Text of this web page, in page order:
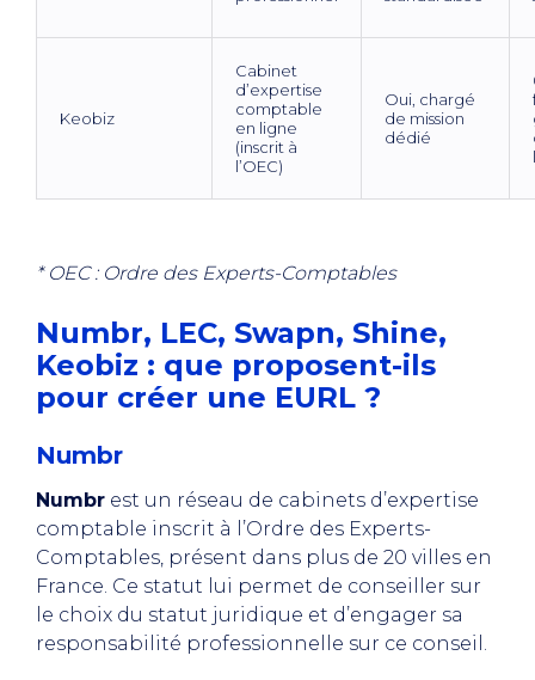
Keobiz
Cabinet
d’expertise
comptable
en ligne
(inscrit à
l’OEC)
Oui, chargé
de mission
dédié
* OEC : Ordre des Experts-Comptables
Numbr, LEC, Swapn, Shine,
Keobiz : que proposent-ils
pour créer une EURL ?
Numbr
Numbr est un réseau de cabinets d’expertise
comptable inscrit à l’Ordre des Experts-
Comptables, présent dans plus de 20 villes en
France. Ce statut lui permet de conseiller sur
le choix du statut juridique et d’engager sa
responsabilité professionnelle sur ce conseil.